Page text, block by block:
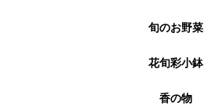
旬のお野菜
花旬彩小鉢
香の物